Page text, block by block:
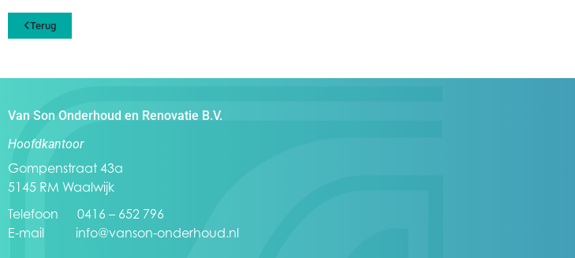
Terug
Van Son Onderhoud en Renovatie B.V.
Hoofdkantoor
Gompenstraat 43a
5145 RM Waalwijk
Telefoon 0416 – 652 796
E-mail info@vanson-onderhoud.nl